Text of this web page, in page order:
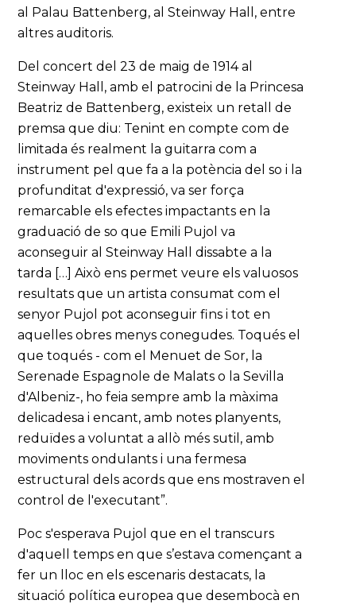
al Palau Battenberg, al Steinway Hall, entre
altres auditoris.
Del concert del 23 de maig de 1914 al
Steinway Hall, amb el patrocini de la Princesa
Beatriz de Battenberg, existeix un retall de
premsa que diu: Tenint en compte com de
limitada és realment la guitarra com a
instrument pel que fa a la potència del so i la
profunditat d'expressió, va ser força
remarcable els efectes impactants en la
graduació de so que Emili Pujol va
aconseguir al Steinway Hall dissabte a la
tarda […] Això ens permet veure els valuosos
resultats que un artista consumat com el
senyor Pujol pot aconseguir fins i tot en
aquelles obres menys conegudes. Toqués el
que toqués - com el Menuet de Sor, la
Serenade Espagnole de Malats o la Sevilla
d'Albeniz-, ho feia sempre amb la màxima
delicadesa i encant, amb notes planyents,
reduïdes a voluntat a allò més sutil, amb
moviments ondulants i una fermesa
estructural dels acords que ens mostraven el
control de l'executant”.
Poc s'esperava Pujol que en el transcurs
d'aquell temps en que s’estava començant a
fer un lloc en els escenaris destacats, la
situació política europea que desembocà en